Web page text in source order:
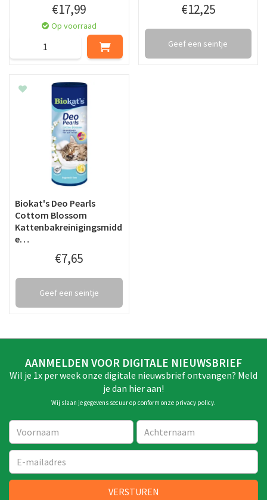
€17,99
Op voorraad
€12,25
Geef een seintje
Biokat's Deo Pearls
Cottom Blossom
Kattenbakreinigingsmidd
e…
€7,65
Geef een seintje
AANMELDEN VOOR DIGITALE NIEUWSBRIEF
Wil je 1x per week onze digitale nieuwsbrief ontvangen? Meld
je dan hier aan!
Wij slaan je gegevens secuur op conform onze privacy policy.